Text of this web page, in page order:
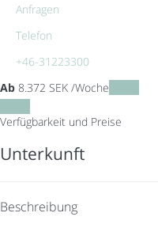
Anfragen
Telefon
+46-31223300
Ab 8.372 SEK /Woche
Verfügbarkeit und Preise
Unterkunft
Beschreibung